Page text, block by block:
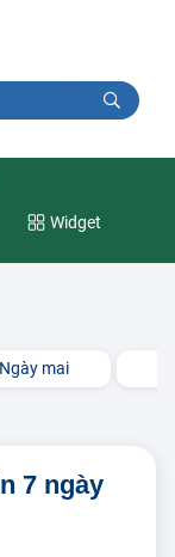
Widget
Ngày mai
7 ngày